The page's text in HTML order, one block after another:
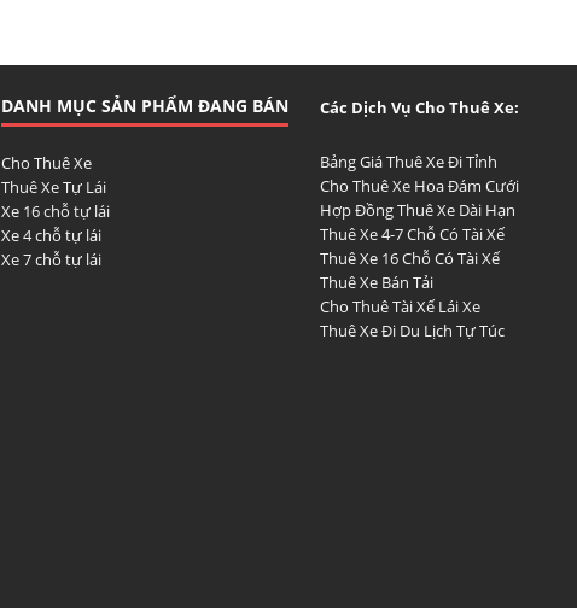
DANH MỤC SẢN PHẨM ĐANG BÁN
Cho Thuê Xe
Thuê Xe Tự Lái
Xe 16 chỗ tự lái
Xe 4 chỗ tự lái
Xe 7 chỗ tự lái
Các Dịch Vụ Cho Thuê Xe:
Bảng Giá Thuê Xe Đi Tỉnh
Cho Thuê Xe Hoa Đám Cưới
Hợp Đồng Thuê Xe Dài Hạn
Thuê Xe 4-7 Chỗ Có Tài Xế
Thuê Xe 16 Chỗ Có Tài Xế
Thuê Xe Bán Tải
Cho Thuê Tài Xế Lái Xe
Thuê Xe Đi Du Lịch Tự Túc